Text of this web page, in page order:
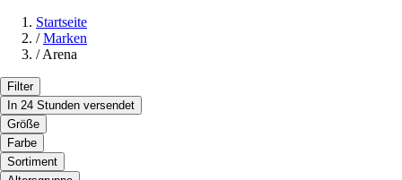
Startseite
/ Marken
/ Arena
Filter
In 24 Stunden versendet
Größe
Farbe
Sortiment